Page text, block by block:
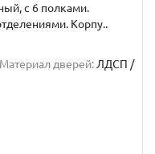
с 6 полками.
Корпу..
Материал дверей: ЛДСП /